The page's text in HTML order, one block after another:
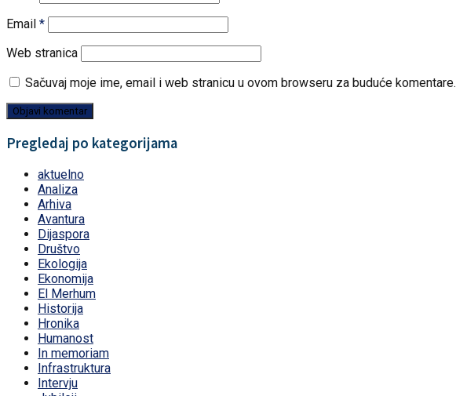
Email *
Web stranica
Sačuvaj moje ime, email i web stranicu u ovom browseru za buduće komentare.
Pregledaj po kategorijama
aktuelno
Analiza
Arhiva
Avantura
Dijaspora
Društvo
Ekologija
Ekonomija
El Merhum
Historija
Hronika
Humanost
In memoriam
Infrastruktura
Intervju